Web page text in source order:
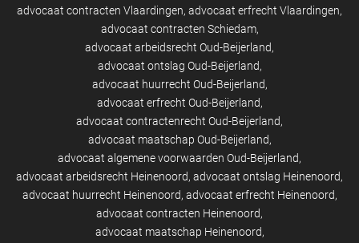
advocaat contracten Vlaardingen advocaat erfrecht Vlaardingen
advocaat contracten Schiedam
advocaat arbeidsrecht Oud-Beijerland
advocaat ontslag Oud-Beijerland
advocaat huurrecht Oud-Beijerland
advocaat erfrecht Oud-Beijerland
advocaat contractenrecht Oud-Beijerland
advocaat maatschap Oud-Beijerland
advocaat algemene voorwaarden Oud-Beijerland
advocaat arbeidsrecht Heinenoord advocaat ontslag Heinenoord
advocaat huurrecht Heinenoord advocaat erfrecht Heinenoord
advocaat contracten Heinenoord
advocaat maatschap Heinenoord